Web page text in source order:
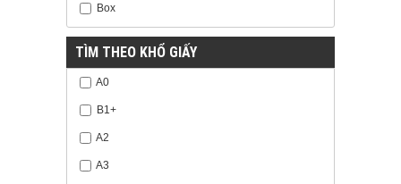
Box
TÌM THEO KHỔ GIẤY
A0
B1+
A2
A3